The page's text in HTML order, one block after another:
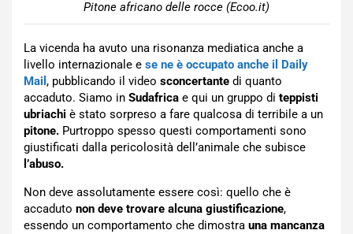
Pitone africano delle rocce (Ecoo.it)
La vicenda ha avuto una risonanza mediatica anche a
livello internazionale e se ne è occupato anche il Daily
Mail , pubblicando il video sconcertante di quanto
accaduto. Siamo in Sudafrica e qui un gruppo di teppisti
ubriachi è stato sorpreso a fare qualcosa di terribile a un
pitone. Purtroppo spesso questi comportamenti sono
giustificati dalla pericolosità dell’animale che subisce
l’abuso.
Non deve assolutamente essere così: quello che è
accaduto non deve trovare alcuna giustificazione,
essendo un comportamento che dimostra una mancanza